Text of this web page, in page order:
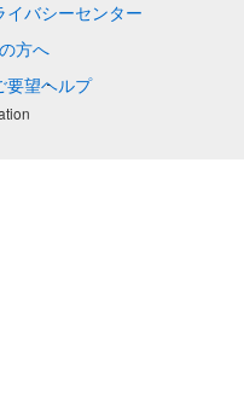
イバシーセンター
方へ
要望ヘルプ